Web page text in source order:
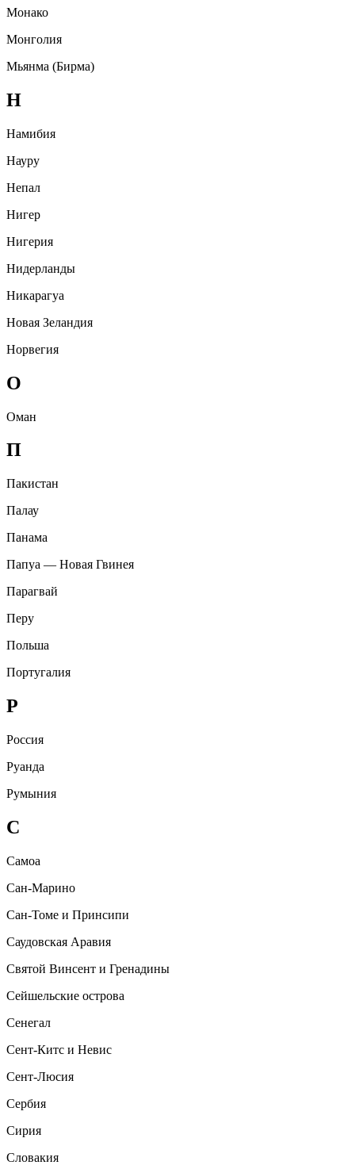
Монако
Монголия
Мьянма (Бирма)
Н
Намибия
Науру
Непал
Нигер
Нигерия
Нидерланды
Никарагуа
Новая Зеландия
Норвегия
О
Оман
П
Пакистан
Палау
Панама
Папуа — Новая Гвинея
Парагвай
Перу
Польша
Португалия
Р
Россия
Руанда
Румыния
С
Самоа
Сан-Марино
Сан-Томе и Принсипи
Саудовская Аравия
Святой Винсент и Гренадины
Сейшельские острова
Сенегал
Сент-Китс и Невис
Сент-Люсия
Сербия
Сирия
Словакия